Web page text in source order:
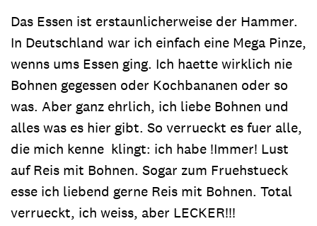
Das Essen ist erstaunlicherweise der Hammer.
In Deutschland war ich einfach eine Mega Pinze,
wenns ums Essen ging. Ich haette wirklich nie
Bohnen gegessen oder Kochbananen oder so
was. Aber ganz ehrlich, ich liebe Bohnen und
alles was es hier gibt. So verrueckt es fuer alle,
die mich kenne klingt: ich habe !Immer! Lust
auf Reis mit Bohnen. Sogar zum Fruehstueck
esse ich liebend gerne Reis mit Bohnen. Total
verrueckt, ich weiss, aber LECKER!!!